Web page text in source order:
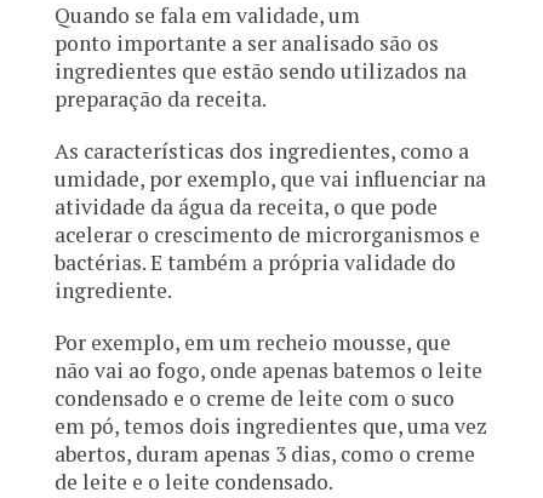
Quando se fala em validade, um
ponto importante a ser analisado são os
ingredientes que estão sendo utilizados na
preparação da receita.
As características dos ingredientes, como a
umidade, por exemplo, que vai influenciar na
atividade da água da receita, o que pode
acelerar o crescimento de microrganismos e
bactérias. E também a própria validade do
ingrediente.
Por exemplo, em um recheio mousse, que
não vai ao fogo, onde apenas batemos o leite
condensado e o creme de leite com o suco
em pó, temos dois ingredientes que, uma vez
abertos, duram apenas 3 dias, como o creme
de leite e o leite condensado.